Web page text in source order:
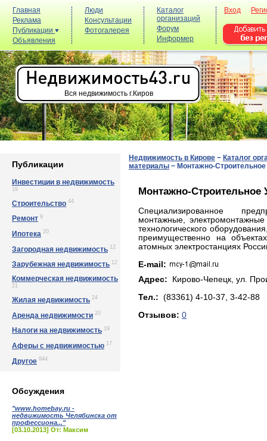
Главная
Реклама
Публикации
Объявления
Люди
Консультации
Фотогалерея
Каталог
организаций
Форум
Информер
Вход
Вся недвижимость г.Киров
Публикации
Инвестиции в недвижимость
19
Строительство 44
Ремонт 9
Ипотека 20
Загородная недвижимость 12
Зарубежная недвижимость 12
Коммерческая недвижимость
21
Жилая недвижимость 24
Аренда недвижимости 20
Налоги на недвижимость 19
Аферы с недвижимостью 17
Другое 844
Обсуждения
"www.homebay.ru -
недвижимость Челябинска от
профессиона..."
[03.10.2013] От: Максим
Недвижимость в Кирове − Каталог
материалы − Монтажно-
Монтажно-
Специализированное
монтажные,
технологического
преимущественно на
атомных электростанциях
E-mail:
Адрес: Кирово-Чепецк, yл.
Тел.: (83361) 4-10-37, 3-42-88
Отзывов: 0